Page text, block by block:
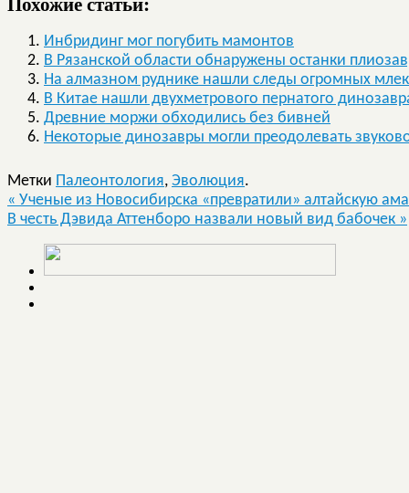
Инбридинг мог погубить мамонтов
В Рязанской области обнаружены останки
На алмазном руднике нашли следы огромных
В Китае нашли двухметрового пернатого
Древние моржи обходились без бивней
Некоторые динозавры могли преодолевать
Метки Палеонтология, Эволюция.
« Ученые из Новосибирска «превратили» алтайскую
В честь Дэвида Аттенборо назвали новый вид бабочек »